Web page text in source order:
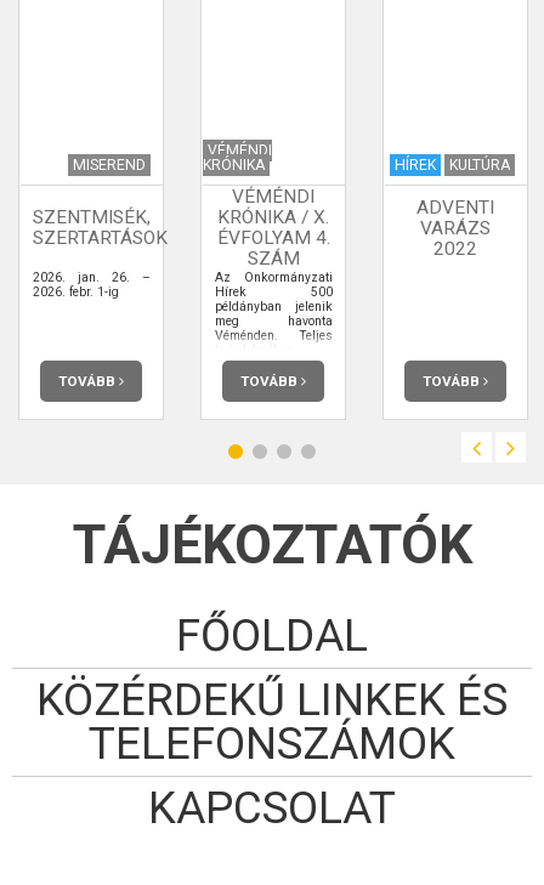
MISEREND
SZENTMISÉK,
SZERTARTÁSOK
2026. jan. 26. –
2026. febr. 1-ig
TOVÁBB
VÉMÉNDI
KRÓNIKA
VÉMÉNDI
KRÓNIKA / X.
ÉVFOLYAM 4.
SZÁM
Az Önkormányzati
Hírek 500
példányban jelenik
meg havonta
Véménden. Teljes
terjedelmében
elolvashatja.
TOVÁBB
HÍREK KULTÚRA
ADVENTI
VARÁZS
2022
TOVÁBB
TÁJÉKOZTATÓK
FŐOLDAL
KÖZÉRDEKŰ LINKEK ÉS
TELEFONSZÁMOK
KAPCSOLAT